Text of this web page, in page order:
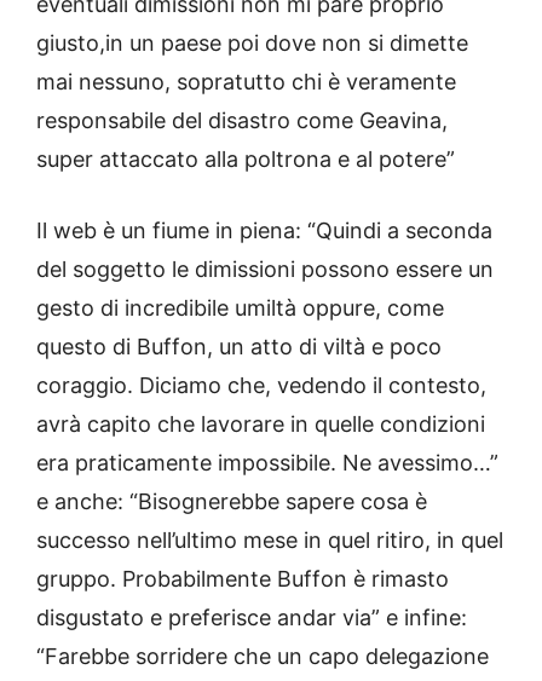
giusto,in un paese poi dove non si dimette
mai nessuno, sopratutto chi è veramente
responsabile del disastro come Geavina,
super attaccato alla poltrona e al potere”
Il web è un fiume in piena: “Quindi a seconda
del soggetto le dimissioni possono essere un
gesto di incredibile umiltà oppure, come
questo di Buffon, un atto di viltà e poco
coraggio. Diciamo che, vedendo il contesto,
avrà capito che lavorare in quelle condizioni
era praticamente impossibile. Ne avessimo…”
e anche: “Bisognerebbe sapere cosa è
successo nell’ultimo mese in quel ritiro, in quel
gruppo. Probabilmente Buffon è rimasto
disgustato e preferisce andar via” e infine:
“Farebbe sorridere che un capo delegazione